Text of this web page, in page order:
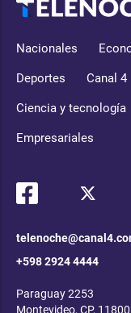
Nacionales
Deportes Canal 4
Ciencia y tecnología
Empresariales
+598 2924 4444
Paraguay 2253
Montevideo, CP, 11800